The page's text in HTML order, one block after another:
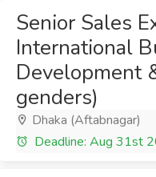
Senior Sales
International
Development
genders)
Dhaka (Aftabnagar)
Deadline: Aug 31st